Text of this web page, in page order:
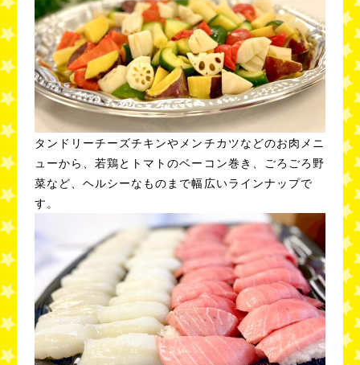
タンドリーチーズチキンやメンチカツなどのお肉メニ
ューから、若鶏とトマトのベーコン巻き、ごろごろ野
菜など、ヘルシーなものまで幅広いラインナップで
す。